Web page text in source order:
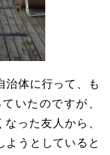
治体に行って、も
いたのですが、
った友人から、
ようとしていると